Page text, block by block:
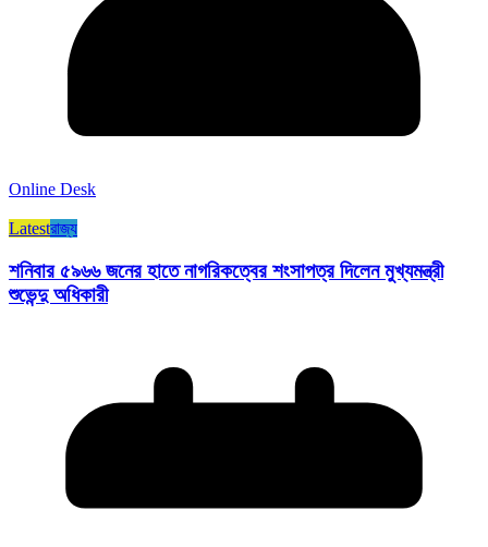
Online Desk
Latestরাজ্য​
শনিবার ৫৯৬৬ জনের হাতে নাগরিকত্বের শংসাপত্র দিলেন মুখ্যমন্ত্রী
শুভেন্দু অধিকারী